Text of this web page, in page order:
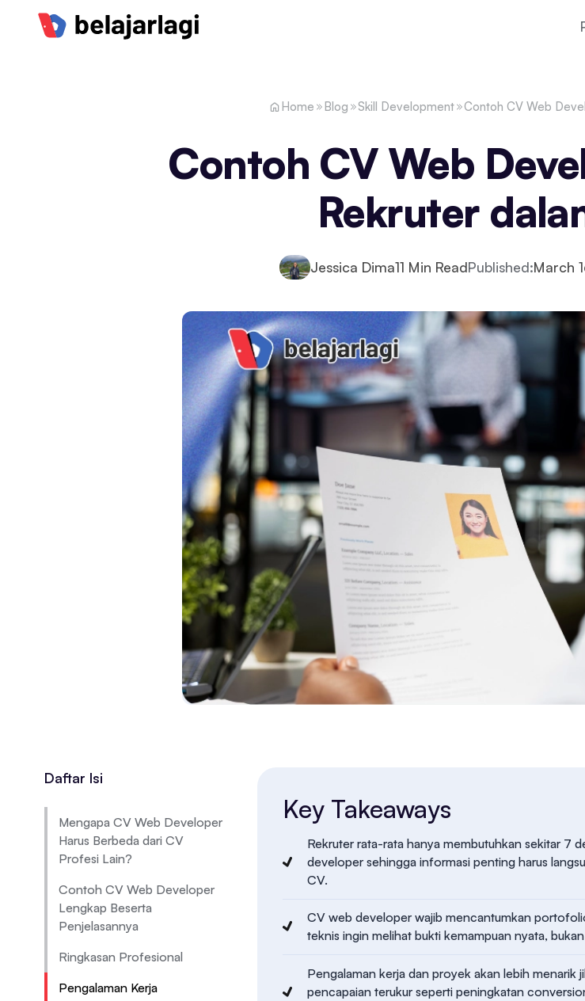
Home Blog Skill Development Contoh CV Web
Contoh CV Web
Rekruter
Jessica Dima11 Min ReadPublished:March
Daftar Isi
Mengapa CV Web Developer
Harus Berbeda dari CV
Profesi Lain?
Contoh CV Web Developer
Lengkap Beserta
Penjelasannya
Ringkasan Profesional
Pengalaman Kerja
Key Takeaways
Rekruter rata-rata hanya membutuhkan sekitar 7
developer sehingga informasi penting harus
CV.
CV web developer wajib mencantumkan
teknis ingin melihat bukti kemampuan nyata,
Pengalaman kerja dan proyek akan lebih menarik
pencapaian terukur seperti peningkatan